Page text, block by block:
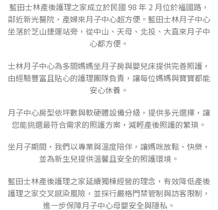
藍田士林產後護理之家成立於民國 98 年 2 月位於福國路，
鄰近新光醫院，產婦來月子中心超方便。藍田士林月子中心
坐落於芝山捷運站旁，從中山、天母、北投、大直來月子中
心都方便。
士林月子中心為多間媽媽坐月子房與嬰兒床提供完善照護，
由經驗豐富且貼心的護理團隊負責，讓每位媽媽與寶寶都能
安心休養。
月子中心房型依坪數與軟硬體設備分級，提供多元選擇，讓
您能挑選最符合需求的照護方案，減輕產後照護的繁瑣。
坐月子期間，我們以專業與溫度陪伴，讓媽咪放鬆、快樂，
並為新生兒提供溫馨且安全的照護環境。
藍田士林產後護理之家延續獨棟經營的理念，有效降低產後
護理之家交叉感染風險，並採行嚴格門禁管制與訪客限制，
進一步保障月子中心母嬰安全與隱私。